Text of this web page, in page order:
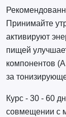
Принимайте
активируют
пищей
компонентов
за
Курс - 30 - 60
совмещении с